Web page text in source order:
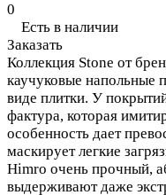
0
Есть в наличии
Заказать
Коллекция Stone от
каучуковые напольные
виде плитки. У
фактура, которая
особенность дает
маскирует легкие
Himro очень прочный,
выдерживают даже